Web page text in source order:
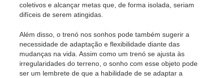
coletivos e alcançar metas que, de forma isolada, seriam
difíceis de serem atingidas.
Além disso, o trenó nos sonhos pode também sugerir a
necessidade de adaptação e flexibilidade diante das
mudanças na vida. Assim como um trenó se ajusta às
irregularidades do terreno, o sonho com esse objeto pode
ser um lembrete de que a habilidade de se adaptar a